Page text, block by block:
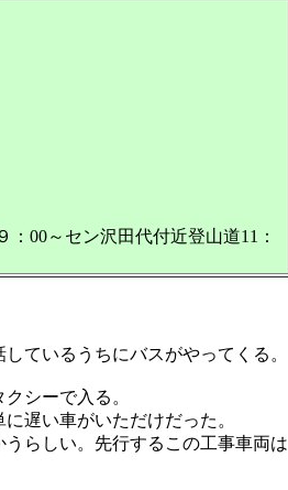
00～セン沢田代付近登山道11：
ているうちにバスがやってくる。
シーで入る。
遅い車がいただけだった。
らしい。先行するこの工事車両は